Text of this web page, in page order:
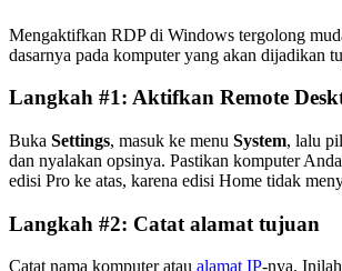
Mengaktifkan RDP di Windows tergolong
dasarnya pada komputer yang akan dijadikan
Langkah #1: Aktifkan Remote
Buka Settings, masuk ke menu System, lalu
dan nyalakan opsinya. Pastikan komputer
edisi Pro ke atas, karena edisi Home tidak
Langkah #2: Catat alamat tujuan
Catat nama komputer atau alamat IP-nya.